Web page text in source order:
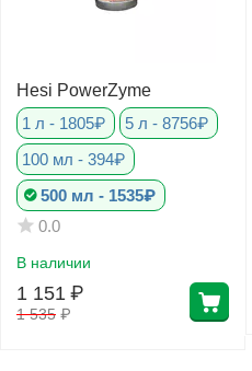
Hesi PowerZyme
1 л - 1805₽
5 л - 8756₽
100 мл - 394₽
500 мл - 1535₽
0.0
В наличии
1 535 ₽
1 151 ₽